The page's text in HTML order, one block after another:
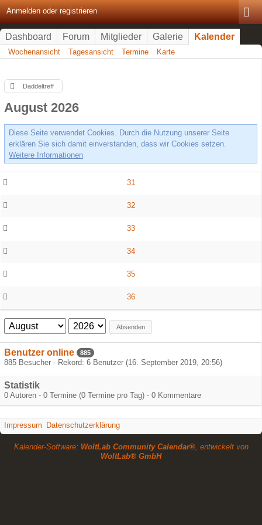
Anmelden oder registrieren
Dashboard Forum Mitglieder Galerie Kalender
Wochenansicht Tagesansicht Termine Karte
Daddeltreff
August 2026
Diese Seite verwendet Cookies. Durch die Nutzung unserer Seite
erklären Sie sich damit einverstanden, dass wir Cookies setzen.
Weitere Informationen
31
32
33
34
35
36
Absenden
Benutzer online 885
885 Besucher - Rekord: 6 Benutzer (16. September 2019, 20:56)
Statistik
0 Autoren - 0 Termine (0 Termine pro Tag) - 0 Kommentare
Impressum Datenschutzerklärung
Kalender-Software: WoltLab Community Calendar®, entwickelt von
WoltLab® GmbH